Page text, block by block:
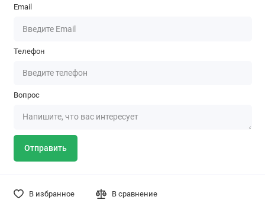
Email
Телефон
Вопрос
Отправить
В избранное В сравнение